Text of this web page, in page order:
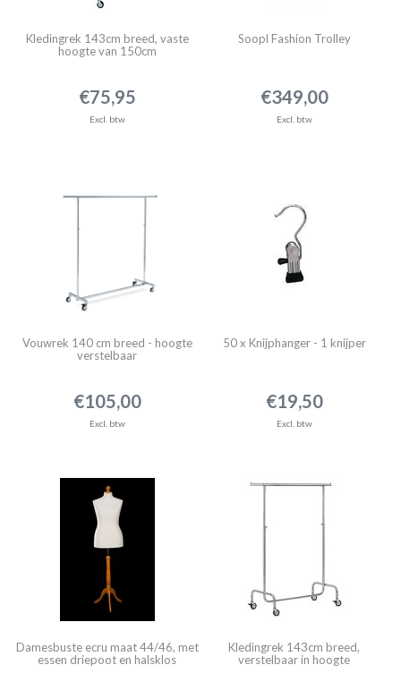
Kledingrek 143cm breed, vaste
hoogte van 150cm
€75,95
Excl. btw
Soopl Fashion Trolley
€349,00
Excl. btw
Vouwrek 140 cm breed - hoogte
verstelbaar
€105,00
Excl. btw
50 x Knijphanger - 1 knijper
€19,50
Excl. btw
Damesbuste ecru maat 44/46, met
essen driepoot en halsklos
Kledingrek 143cm breed,
verstelbaar in hoogte